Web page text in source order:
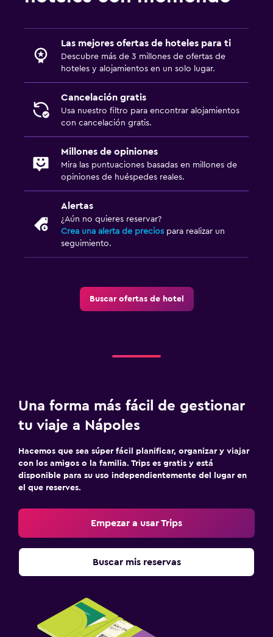
Actividades
Bicicletas
Salón de belleza
Piscina
Toallas para piscina
Las mejores ofertas de hoteles para ti
Descubre más de 3 millones de ofertas de
hoteles y alojamientos en un solo lugar.
Cancelación gratis
Usa nuestro filtro para encontrar alojamientos
con cancelación gratis.
Millones de opiniones
Mira las puntuaciones basadas en millones de
opiniones de huéspedes reales.
Alertas
¿Aún no quieres reservar?
Crea una alerta de precios para realizar un
seguimiento.
Buscar ofertas de hotel
Una forma más fácil de gestionar
tu viaje a Nápoles
Hacemos que sea súper fácil planificar, organizar y viajar
con los amigos o la familia. Trips es gratis y está
disponible para su uso independientemente del lugar en
el que reserves.
Empezar a usar Trips
Buscar mis reservas